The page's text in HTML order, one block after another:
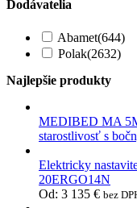
Dodávatelia
Abamet(644)
Polak(2632)
Najlepšie produkty
MEDIBED MA
starostlivosť s
Elektricky
20ERGO14N
Od: 3 135 € bez